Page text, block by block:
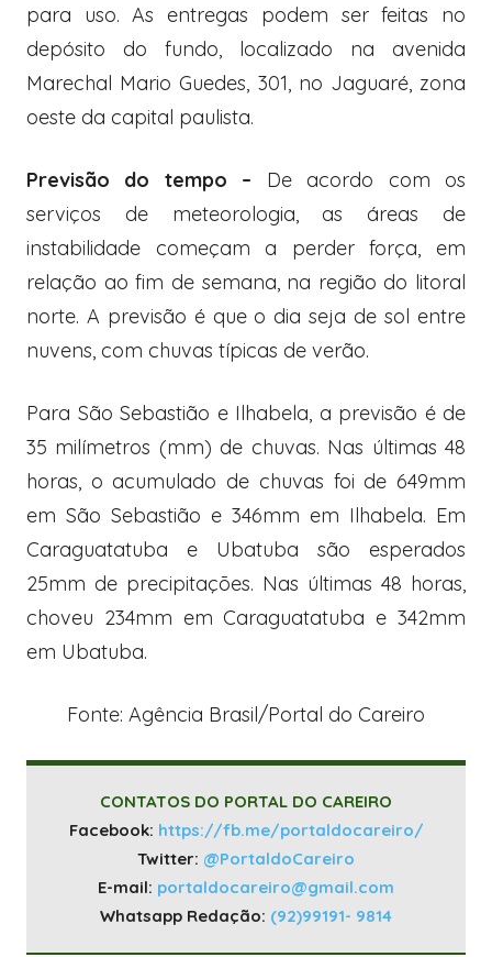
para uso. As entregas podem ser feitas no
depósito do fundo, localizado na avenida
Marechal Mario Guedes, 301, no Jaguaré, zona
oeste da capital paulista.
Previsão do tempo – De acordo com os
serviços de meteorologia, as áreas de
instabilidade começam a perder força, em
relação ao fim de semana, na região do litoral
norte. A previsão é que o dia seja de sol entre
nuvens, com chuvas típicas de verão.
Para São Sebastião e Ilhabela, a previsão é de
35 milímetros (mm) de chuvas. Nas últimas 48
horas, o acumulado de chuvas foi de 649mm
em São Sebastião e 346mm em Ilhabela. Em
Caraguatatuba e Ubatuba são esperados
25mm de precipitações. Nas últimas 48 horas,
choveu 234mm em Caraguatatuba e 342mm
em Ubatuba.
Fonte: Agência Brasil/Portal do Careiro
CONTATOS DO PORTAL DO CAREIRO
Facebook: https://fb.me/portaldocareiro/
Twitter: @PortaldoCareiro
E-mail: portaldocareiro@gmail.com
Whatsapp Redação: (92)99191- 9814